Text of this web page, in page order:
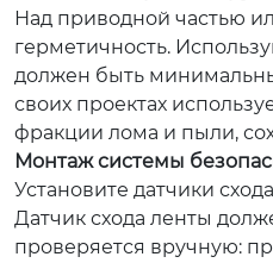
Над приводной частью
герметичность.
должен быть
своих проектах
фракции лома и пыли,
Монтаж системы
Установите датчики
Датчик схода ленты
проверяется вручную: